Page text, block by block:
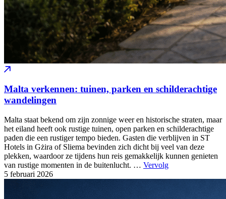
Malta verkennen: tuinen, parken en schilderachtige
wandelingen
Malta staat bekend om zijn zonnige weer en historische straten, maar
het eiland heeft ook rustige tuinen, open parken en schilderachtige
paden die een rustiger tempo bieden. Gasten die verblijven in ST
Hotels in Gżira of Sliema bevinden zich dicht bij veel van deze
plekken, waardoor ze tijdens hun reis gemakkelijk kunnen genieten
van rustige momenten in de buitenlucht. … Vervolg
5 februari 2026